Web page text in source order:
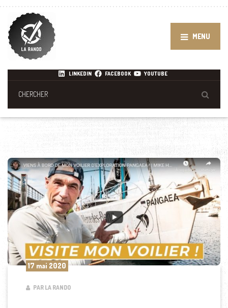
MENU
LINKEDIN FACEBOOK YOUTUBE
17 mai 2020
PAR LA RANDO